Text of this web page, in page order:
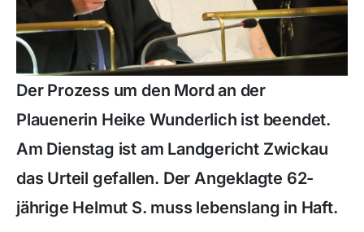
Der Prozess um den Mord an der
Plauenerin Heike Wunderlich ist beendet.
Am Dienstag ist am Landgericht Zwickau
das Urteil gefallen. Der Angeklagte 62-
jährige Helmut S. muss lebenslang in Haft.